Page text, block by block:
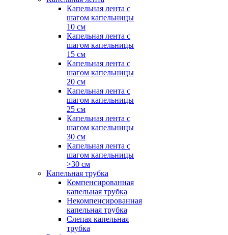
Капельная лента с
шагом капельницы
10 см
Капельная лента с
шагом капельницы
15 см
Капельная лента с
шагом капельницы
20 см
Капельная лента с
шагом капельницы
25 см
Капельная лента с
шагом капельницы
30 см
Капельная лента с
шагом капельницы
>30 см
Капельная трубка
Компенсированная
капельная трубка
Некомпенсированная
капельная трубка
Слепая капельная
трубка